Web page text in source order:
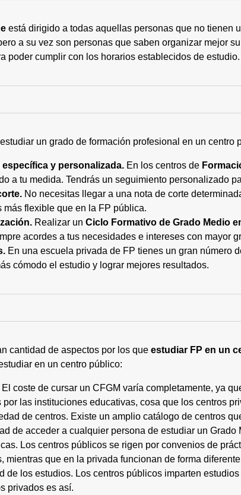
está dirigido a todas aquellas personas que no tienen
a su vez son personas que saben organizar mejor
poder cumplir con los horarios establecidos de estudio.
un grado de formación profesional en un centro
y personalizada. En los centros de
a tu medida. Tendrás un seguimiento personalizado
No necesitas llegar a una nota de corte
más flexible que en la FP pública.
Realizar un Ciclo Formativo de Grado Medio
acordes a tus necesidades e intereses con mayor
En una escuela privada de FP tienes un gran número
cómodo el estudio y lograr mejores resultados.
cantidad de aspectos por los queestudiar FP en un
en un centro público:
El coste de cursar un CFGM varía completamente, ya
por las instituciones educativas, cosa que los centros
de centros. Existe un amplio catálogo de centros
de acceder a cualquier persona de estudiar un Grado
Los centros públicos se rigen por convenios de
mientras que en la privada funcionan de forma
de los estudios. Los centros públicos imparten
privados es así.